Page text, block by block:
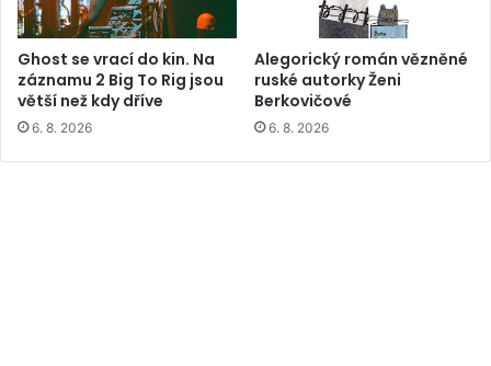
Ghost se vrací do kin. Na
záznamu 2 Big To Rig jsou
větší než kdy dříve
6. 8. 2026
Alegorický román vězněné
ruské autorky Ženi
Berkovičové
6. 8. 2026